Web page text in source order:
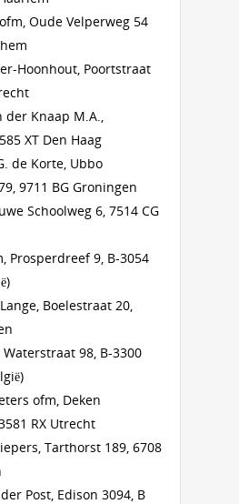
Oude Velperweg 54
Hoonhout, Poortstraat
der Knaap M.A.,
XT Den Haag
de Korte, Ubbo
9711 BG Groningen
Schoolweg 6, 7514 CG
Prosperdreef 9, B-3054
Boelestraat 20,
98, B-3300
ofm, Deken
RX Utrecht
Tarthorst 189, 6708
Post, Edison 3094, B